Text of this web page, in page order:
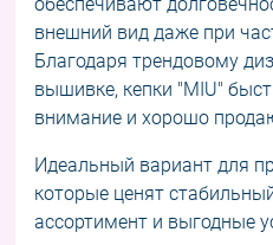
обеспечивают
внешний вид даже при
Благодаря трендовому
вышивке, кепки "MIU"
внимание и хорошо
Идеальный вариант для
которые ценят
ассортимент и выгодные